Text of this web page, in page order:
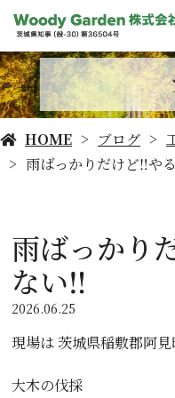
HOME ブログ
雨ばっかりだけど‼️や
雨ばっかり
ない‼️
2026.06.25
現場は 茨城県稲敷郡阿
大木の伐採